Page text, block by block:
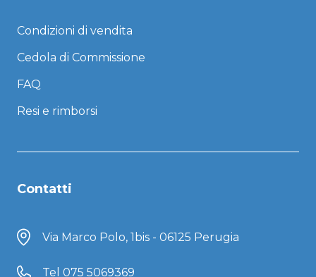
Condizioni di vendita
Cedola di Commissione
FAQ
Resi e rimborsi
Contatti
Via Marco Polo, 1bis - 06125 Perugia
Tel 075 5069369